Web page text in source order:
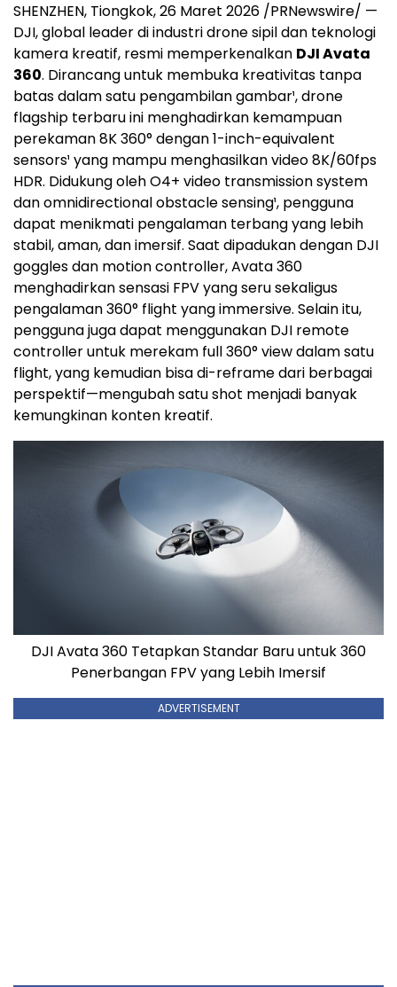
SHENZHEN, Tiongkok,26 Maret 2026 /PRNewswire/ —
DJI, global leader di industri drone sipil dan teknologi
kamera kreatif, resmi memperkenalkan DJI Avata
360. Dirancang untuk membuka kreativitas tanpa
batas dalam satu pengambilan gambar¹, drone
flagship terbaru ini menghadirkan kemampuan
perekaman 8K 360° dengan 1-inch-equivalent
sensors¹ yang mampu menghasilkan video 8K/60fps
HDR. Didukung oleh O4+ video transmission system
dan omnidirectional obstacle sensing¹, pengguna
dapat menikmati pengalaman terbang yang lebih
stabil, aman, dan imersif. Saat dipadukan dengan DJI
goggles dan motion controller, Avata 360
menghadirkan sensasi FPV yang seru sekaligus
pengalaman 360° flight yang immersive. Selain itu,
pengguna juga dapat menggunakan DJI remote
controller untuk merekam full 360° view dalam satu
flight, yang kemudian bisa di-reframe dari berbagai
perspektif—mengubah satu shot menjadi banyak
kemungkinan konten kreatif.
DJI Avata 360 Tetapkan Standar Baru untuk 360
Penerbangan FPV yang Lebih Imersif
ADVERTISEMENT